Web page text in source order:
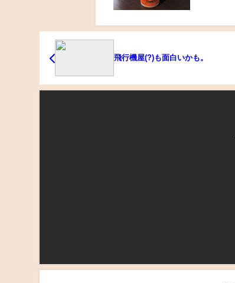
飛行機屋(?)も面白いかも。